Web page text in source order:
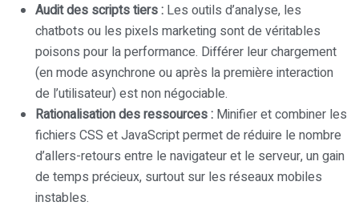
Audit des scripts tiers : Les outils d’analyse, les
chatbots ou les pixels marketing sont de véritables
poisons pour la performance. Différer leur chargement
(en mode asynchrone ou après la première interaction
de l’utilisateur) est non négociable.
Rationalisation des ressources : Minifier et combiner les
fichiers CSS et JavaScript permet de réduire le nombre
d’allers-retours entre le navigateur et le serveur, un gain
de temps précieux, surtout sur les réseaux mobiles
instables.